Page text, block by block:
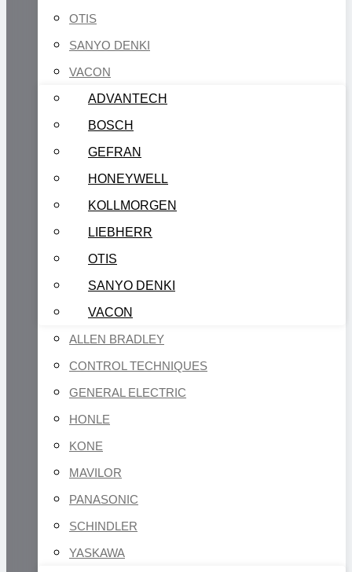
OTIS
SANYO DENKI
VACON
ADVANTECH
BOSCH
GEFRAN
HONEYWELL
KOLLMORGEN
LIEBHERR
OTIS
SANYO DENKI
VACON
ALLEN BRADLEY
CONTROL TECHNIQUES
GENERAL ELECTRIC
HONLE
KONE
MAVILOR
PANASONIC
SCHINDLER
YASKAWA